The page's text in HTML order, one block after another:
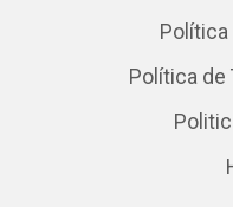
Política de